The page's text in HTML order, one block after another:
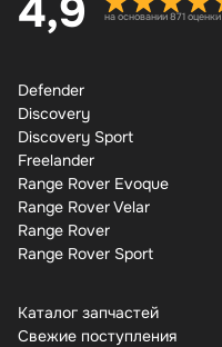
4,9 на основании 871 оценки
Defender
Discovery
Discovery Sport
Freelander
Range Rover Evoque
Range Rover Velar
Range Rover
Range Rover Sport
Каталог запчастей
Свежие поступления